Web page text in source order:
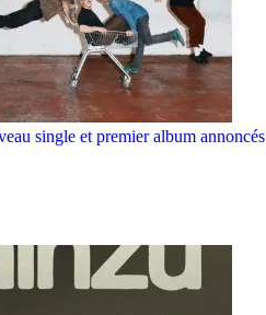
single et premier album annoncés